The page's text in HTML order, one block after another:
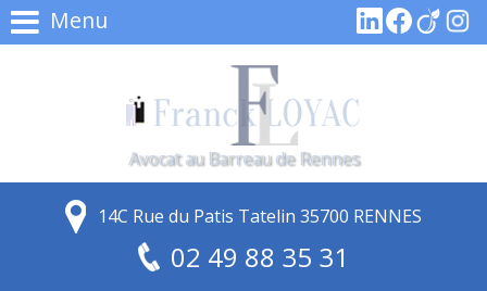
Menu
Avocat au Barreau de Rennes
14C Rue du Patis Tatelin 35700 RENNES
02 49 88 35 31